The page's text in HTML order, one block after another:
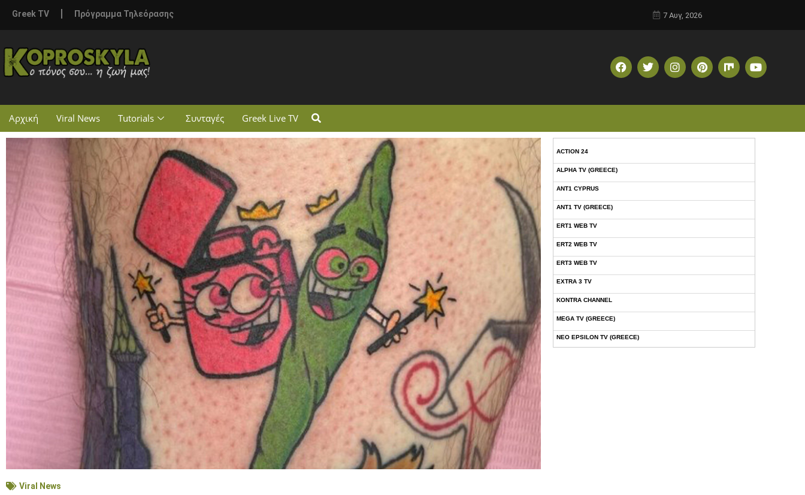
Greek TV Πρόγραμμα Τηλεόρασης 7 Αυγ, 2026
Αρχική Viral News Tutorials Συνταγές Greek Live TV
Viral News
ACTION 24
ALPHA TV (GREECE)
ANT1 CYPRUS
ANT1 TV (GREECE)
ERT1 WEB TV
ERT2 WEB TV
ERT3 WEB TV
EXTRA 3 TV
KONTRA CHANNEL
MEGA TV (GREECE)
NEO EPSILON TV (GREECE)